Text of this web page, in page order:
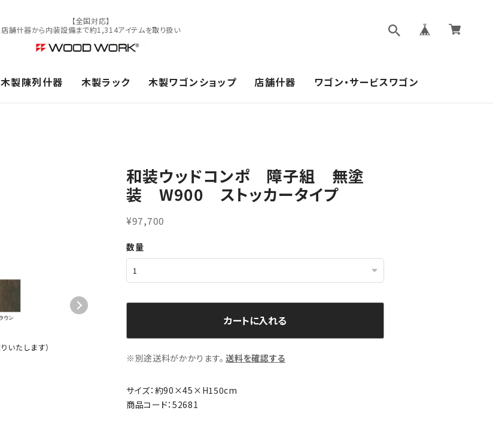
【全国対応】
店舗什器から内装設備まで約1,314アイテムを取り扱い
木製陳列什器 木製ラック 木製ワゴンショップ 店舗什器 ワゴン・サービスワゴン
和装ウッドコンポ 障子組 無塗
装 W900 ストッカータイプ
¥97,700
数量
カートに入れる
※別途送料がかかります。 送料を確認する
サイズ：約90×45×H150cm
商品コード：52681